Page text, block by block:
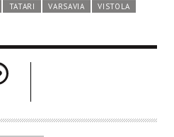
TATARI VARSAVIA
VISTOLA